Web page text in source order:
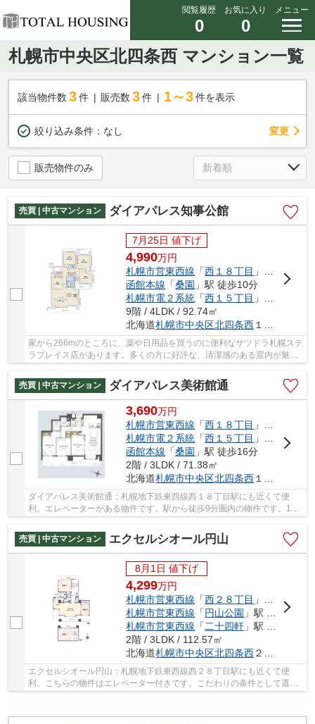
閲覧履歴
0
お気に入り
0
メニュー
札幌市中央区北四条西 マンション一覧
該当物件数 3件 販売数 3 件 1～3 件を表示
絞り込み条件： なし 変更
販売物件のみ
売買 | 中古マンション ダイアパレス知事公館
7月25日 値下げ
4,990万円
札幌市営東西線 「西１８丁目 」駅 徒歩12分
函館本線 「桑園 」駅 徒歩10分
札幌市電２系統 「西１５丁目 」駅 徒歩12分
9階 / 4LDK / 92.74㎡
北海道札幌市中央区北四条西１５丁目1-60
家から266mのところに、薬や日用品を買うのに便利なサツドラ札幌ステ
ラプレイス店があります。多くの方に好評な、清潔感のある室内が魅力
売買 | 中古マンション
ダイアパレス美術館通
3,690万円
札幌市営東西線 「西１８丁目 」駅 徒歩9分
札幌市電２系統 「西１５丁目 」駅 徒歩16分
函館本線 「桑園 」駅 徒歩16分
2階 / 3LDK / 71.38㎡
北海道札幌市中央区北四条西１８丁目2-3
ダイアパレス美術館通：札幌地下鉄東西線西１８丁目駅にも近くて便
利。エレベーターがある物件です。駅から徒歩9分圏内の物件です。10
売買 | 中古マンション
エクセルシオール円山
8月1日 値下げ
4,299万円
札幌市営東西線 「西２８丁目 」駅 徒歩5分
札幌市営東西線 「円山公園 」駅 徒歩9分
札幌市営東西線 「 二十四軒 」駅 徒歩17分
2階 / 3LDK / 112.57㎡
北海道札幌市中央区北四条西２５丁目1-28
エクセルシオール円山：札幌地下鉄東西線西２８丁目駅にも近くて便
利。こちらの物件はエレベーター付きです。こだわりの条件として選ば